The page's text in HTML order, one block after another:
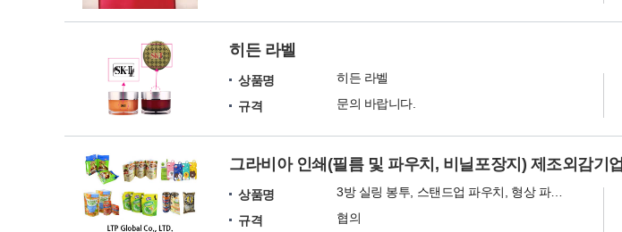
히든 라벨
상품명
히든 라벨
규격
문의 바랍니다.
그라비아 인쇄(필름 및 파우치, 비닐포장지) 제조외감기업
상품명
3방 실링 봉투, 스탠드업 파우치, 형상 파우치, 레토르트 파우치, 스파우트 파우치, 주문 롤 제작 등
규격
협의